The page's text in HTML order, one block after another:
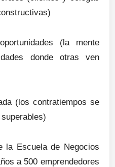
(la mente
donde otras ven
(los contratiempos se
la Escuela de Negocios
a 500 emprendedores